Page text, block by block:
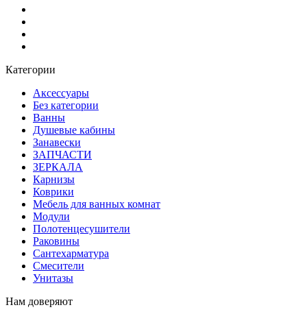
Категории
Аксессуары
Без категории
Ванны
Душевые кабины
Занавески
ЗАПЧАСТИ
ЗЕРКАЛА
Карнизы
Коврики
Мебель для ванных комнат
Модули
Полотенцесушители
Раковины
Сантехарматура
Смесители
Унитазы
Нам доверяют